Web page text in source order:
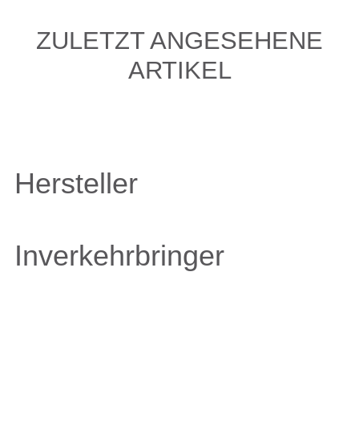
ZULETZT ANGESEHENE
ARTIKEL
Hersteller
Inverkehrbringer